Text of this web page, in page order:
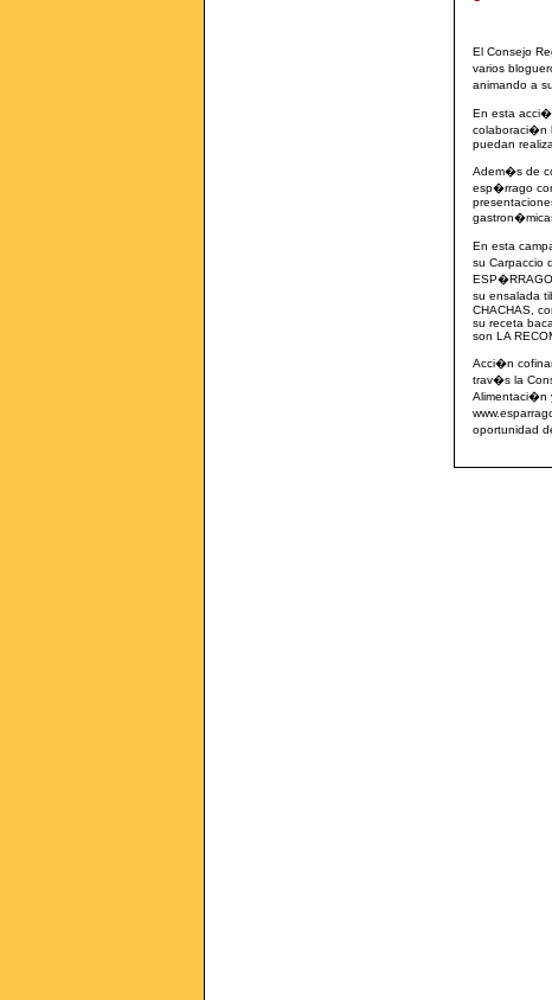
El Consejo
varios
animando a
En esta
colaboraci�n
puedan
Adem�s de
esp�rrago
En esta
su Carpaccio
su ensalada
CHACHAS,
su receta
son LA
Acci�n
trav�s la
Alimentaci�n
oportunidad